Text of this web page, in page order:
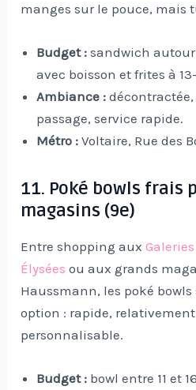
manges sur le pouce, mais
Budget : sandwich autour
avec boisson et frites à
Ambiance :
passage, service rapide.
Métro : Voltaire, Rue des
11. Poké bowls frais
magasins (9e)
Entre shopping aux
Élysées ou aux grands
Haussmann, les poké
option : rapide,
personnalisable.
Budget : bowl entre 11 et